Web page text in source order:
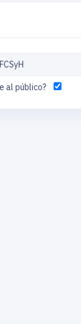
al público?